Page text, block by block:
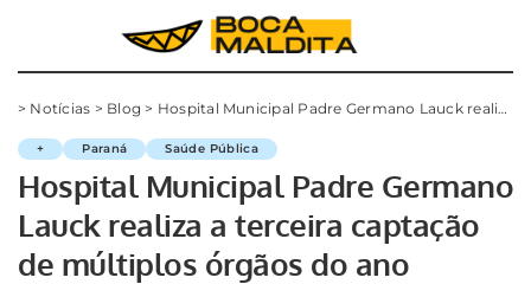
> Notícias > Blog > Hospital Municipal Padre Germano Lauck realiza a terceira captação de múltiplos órgãos do ano
+ Paraná Saúde Pública
Hospital Municipal Padre Germano
Lauck realiza a terceira captação
de múltiplos órgãos do ano